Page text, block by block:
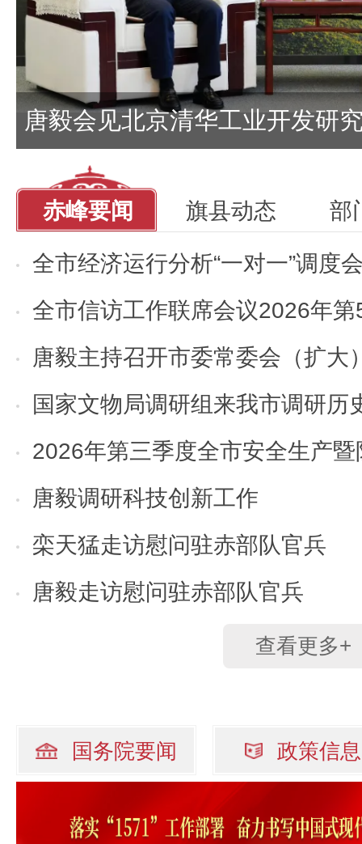
布图设计保护
为实现全年发展目标任
平总书记引领
唐毅会见北京清华工业开发研
赤峰要闻 旗县动态 部
全市经济运行分析“一对一”调度会议召开 栾天
全市信访工作联席会议2026年第5次全体（扩
唐毅主持召开市委常委会（扩大）会议暨市委党建工
国家文物局调研组来我市调研历史文化遗
2026年第三季度全市安全生产暨防汛抗旱工作视
唐毅调研科技创新工作
栾天猛走访慰问驻赤部队官兵
唐毅走访慰问驻赤部队官兵
查看更多+
国务院要闻 政策信息